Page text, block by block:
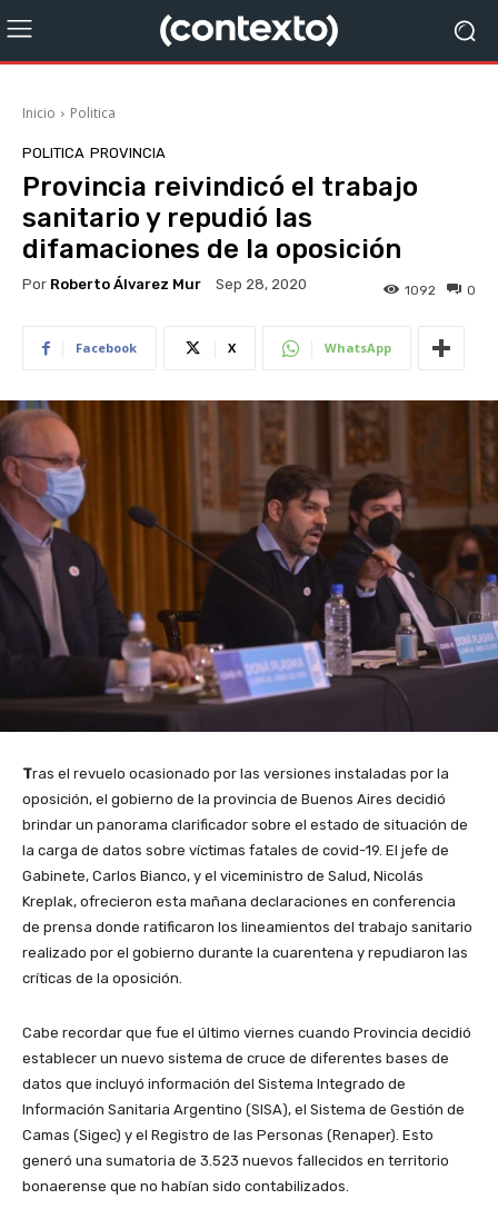
Inicio Politica
POLITICA PROVINCIA
Provincia reivindicó el trabajo
sanitario y repudió las
difamaciones de la oposición
Por Roberto Álvarez Mur Sep 28, 2020 0
1092
Facebook X WhatsApp
Tras el revuelo ocasionado por las versiones instaladas por la
oposición, el gobierno de la provincia de Buenos Aires decidió
brindar un panorama clarificador sobre el estado de situación de
la carga de datos sobre víctimas fatales de covid-19. El jefe de
Gabinete, Carlos Bianco, y el viceministro de Salud, Nicolás
Kreplak, ofrecieron esta mañana declaraciones en conferencia
de prensa donde ratificaron los lineamientos del trabajo sanitario
realizado por el gobierno durante la cuarentena y repudiaron las
críticas de la oposición.
Cabe recordar que fue el último viernes cuando Provincia decidió
establecer un nuevo sistema de cruce de diferentes bases de
datos que incluyó información del Sistema Integrado de
Información Sanitaria Argentino (SISA), el Sistema de Gestión de
Camas (Sigec) y el Registro de las Personas (Renaper). Esto
generó una sumatoria de 3.523 nuevos fallecidos en territorio
bonaerense que no habían sido contabilizados.